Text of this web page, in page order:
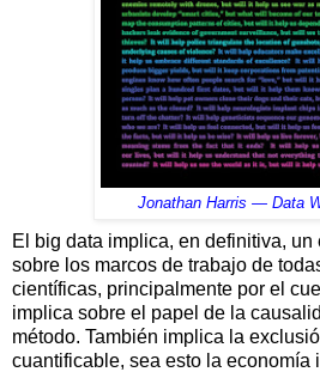
Jonathan Harris — Data
El big data implica, en definitiva,
sobre los marcos de trabajo de
científicas, principalmente por el
implica sobre el papel de la
método. También implica la
cuantificable, sea esto la economía